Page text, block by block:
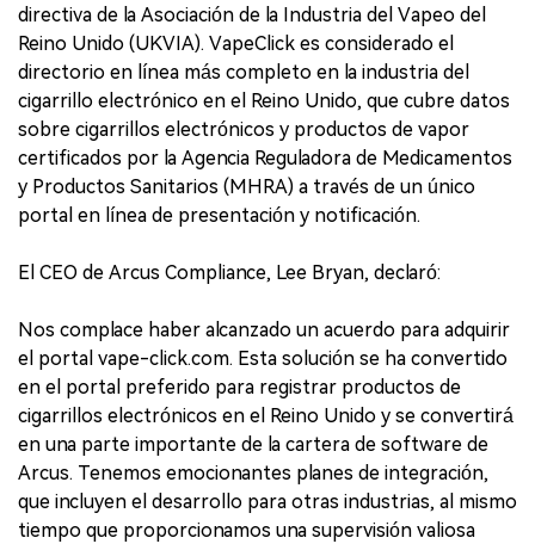
directiva de la Asociación de la Industria del Vapeo del
Reino Unido (UKVIA). VapeClick es considerado el
directorio en línea más completo en la industria del
cigarrillo electrónico en el Reino Unido, que cubre datos
sobre cigarrillos electrónicos y productos de vapor
certificados por la Agencia Reguladora de Medicamentos
y Productos Sanitarios (MHRA) a través de un único
portal en línea de presentación y notificación.
El CEO de Arcus Compliance, Lee Bryan, declaró:
Nos complace haber alcanzado un acuerdo para adquirir
el portal vape-click.com. Esta solución se ha convertido
en el portal preferido para registrar productos de
cigarrillos electrónicos en el Reino Unido y se convertirá
en una parte importante de la cartera de software de
Arcus. Tenemos emocionantes planes de integración,
que incluyen el desarrollo para otras industrias, al mismo
tiempo que proporcionamos una supervisión valiosa